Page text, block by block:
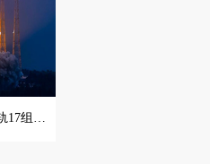
我国成功发射卫星互联网低轨17组卫星